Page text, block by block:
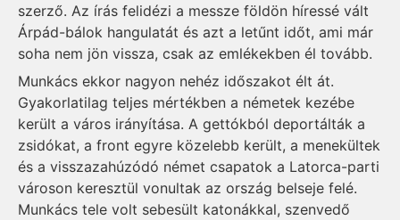
szerző. Az írás felidézi a messze földön híressé vált
Árpád-bálok hangulatát és azt a letűnt időt, ami már
soha nem jön vissza, csak az emlékekben él tovább.
Munkács ekkor nagyon nehéz időszakot élt át.
Gyakorlatilag teljes mértékben a németek kezébe
került a város irányítása. A gettókból deportálták a
zsidókat, a front egyre közelebb került, a menekültek
és a visszazahúzódó német csapatok a Latorca-parti
városon keresztül vonultak az ország belseje felé.
Munkács tele volt sebesült katonákkal, szenvedő